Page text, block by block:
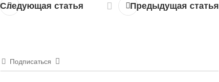
Следующая статья Предыдущая статья
Подписаться